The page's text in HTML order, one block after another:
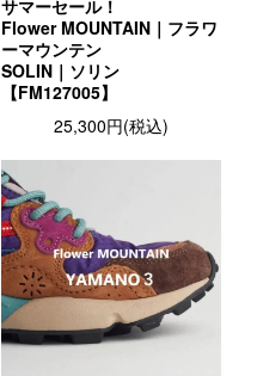
サマーセール！
Flower MOUNTAIN｜フラワ
ーマウンテン
SOLIN｜ソリン
【FM127005】
25,300円(税込)